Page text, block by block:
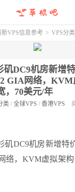
VPS信息参考 > VPS分类
矶DC9机房新增
GIA网络，KVM
，70美元/年
类 / 全球VPS / 香港VPS